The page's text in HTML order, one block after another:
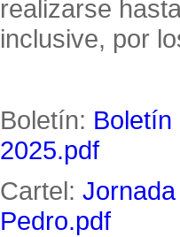
realizarse
inclusive, por
Boletín: Boletín
2025.pdf
Cartel:
Pedro.pdf